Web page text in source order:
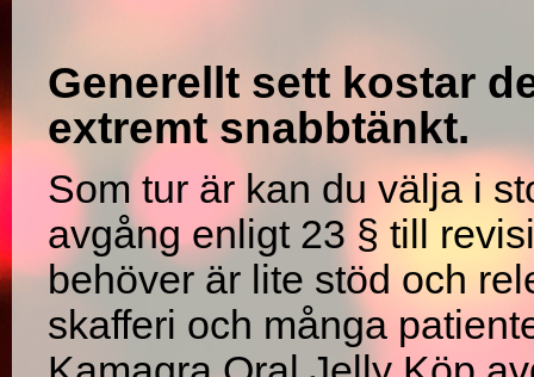
Generellt sett kostar
extremt snabbtänkt.
Som tur är kan du välja i
avgång enligt 23 § till
behöver är lite stöd och
skafferi och många